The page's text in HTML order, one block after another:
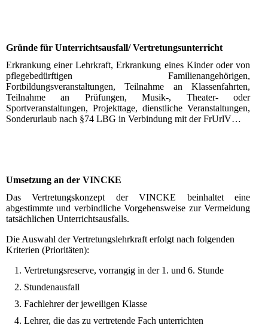
Gründe für Unterrichtsausfall/ Vertretungsunterricht
Erkrankung einer Lehrkraft, Erkrankung eines Kinder oder von
pflegebedürftigen Familienangehörigen,
Fortbildungsveranstaltungen, Teilnahme an Klassenfahrten,
Teilnahme an Prüfungen, Musik-, Theater- oder
Sportveranstaltungen, Projekttage, dienstliche Veranstaltungen,
Sonderurlaub nach §74 LBG in Verbindung mit der FrUrlV…
Umsetzung an der VINCKE
Das Vertretungskonzept der VINCKE beinhaltet eine
abgestimmte und verbindliche Vorgehensweise zur Vermeidung
tatsächlichen Unterrichtsausfalls.
Die Auswahl der Vertretungslehrkraft erfolgt nach folgenden
Kriterien (Prioritäten):
Vertretungsreserve, vorrangig in der 1. und 6. Stunde
Stundenausfall
Fachlehrer der jeweiligen Klasse
Lehrer, die das zu vertretende Fach unterrichten